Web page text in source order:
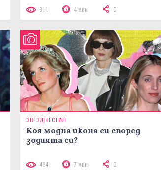
311 4 мин 0
ЗВЕЗДЕН СТИЛ
Коя модна икона си според
зодията си?
494 7 мин 0